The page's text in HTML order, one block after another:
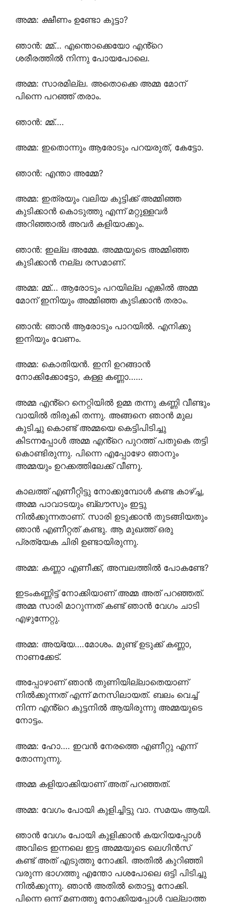
അമ്മ: ക്ഷീണം ഉണ്ടോ കുട്ടാ?
ഞാൻ: മ്മ്… എന്തൊക്കെയോ എൻ്റെ
ശരീരത്തിൽ നിന്നു പോയപോലെ.
അമ്മ: സാരമില്ല. അതൊക്കെ അമ്മ മോന്
പിന്നെ പറഞ്ഞ് തരാം.
ഞാൻ: മ്മ്….
അമ്മ: ഇതൊന്നും ആരോടും പറയരുത്, കേട്ടോ.
ഞാൻ: എന്താ അമ്മേ?
അമ്മ: ഇത്രയും വലിയ കുട്ടിക്ക് അമ്മിഞ്ഞ
കുടിക്കാൻ കൊടുത്തു എന്ന് മറ്റുള്ളവർ
അറിഞ്ഞാൽ അവർ കളിയാക്കും.
ഞാൻ: ഇല്ല അമ്മേ. അമ്മയുടെ അമ്മിഞ്ഞ
കുടിക്കാൻ നല്ല രസമാണ്.
അമ്മ: മ്മ്… ആരോടും പറയില്ല എങ്കിൽ അമ്മ
മോന് ഇനിയും അമ്മിഞ്ഞ കുടിക്കാൻ തരാം.
ഞാൻ: ഞാൻ ആരോടും പാറയിൽ. എനിക്കു
ഇനിയും വേണം.
അമ്മ: കൊതിയൻ. ഇനി ഉറങ്ങാൻ
നോക്കിക്കോട്ടോ, കള്ള കണ്ണാ……
അമ്മ എൻ്റെ നെറ്റിയിൽ ഉമ്മ തന്നു കണ്ണി വീണ്ടും
വായിൽ തിരുകി തന്നു. അങ്ങനെ ഞാൻ മുല
കുടിച്ചു കൊണ്ട് അമ്മയെ കെട്ടിപിടിച്ചു
കിടന്നപ്പോൾ അമ്മ എൻ്റെ പുറത്ത് പതുകെ തട്ടി
കൊണ്ടിരുന്നു. പിന്നെ എപ്പോഴോ ഞാനും
അമ്മയും ഉറക്കത്തിലേക്ക് വീണു.
കാലത്ത് എണീറ്റിട്ടു നോക്കുമ്പോൾ കണ്ട കാഴ്ച്ച,
അമ്മ പാവാടയും ബ്ലൗസും ഇട്ടു
നിൽക്കുന്നതാണ്. സാരി ഉടുക്കാൻ തുടങ്ങിയതും
ഞാൻ എണീറ്റത് കണ്ടു. ആ മുഖത്ത്‌ ഒരു
പ്രത്യേക ചിരി ഉണ്ടായിരുന്നു.
അമ്മ: കണ്ണാ എണീക്ക്, അമ്പലത്തിൽ പോകണ്ടേ?
ഇടംകണ്ണിട്ട് നോക്കിയാണ് അമ്മ അത് പറഞ്ഞത്.
അമ്മ സാരി മാറുന്നത് കണ്ട് ഞാൻ വേഗം ചാടി
എഴുന്നേറ്റു.
അമ്മ: അയ്യേ….മോശം. മുണ്ട് ഉടുക്ക് കണ്ണാ,
നാണക്കേട്.
അപ്പോഴാണ് ഞാൻ തുണിയില്ലാതെയാണ്
നിൽക്കുന്നത് എന്ന് മനസിലായത്. ബലം വെച്ച്
നിന്ന എൻ്റെ കുട്ടനിൽ ആയിരുന്നു അമ്മയുടെ
നോട്ടം.
അമ്മ: ഹോ…. ഇവൻ നേരത്തെ എണീറ്റു എന്ന്
തോന്നുന്നു.
അമ്മ കളിയാക്കിയാണ് അത് പറഞ്ഞത്.
അമ്മ: വേഗം പോയി കുളിച്ചിട്ടു വാ. സമയം ആയി.
ഞാൻ വേഗം പോയി കുളിക്കാൻ കയറിയപ്പോൾ
അവിടെ ഇന്നലെ ഇട്ട അമ്മയുടെ ലെഗിൻസ്
കണ്ട് അത് എടുത്തു നോക്കി. അതിൽ കുറിഞ്ഞി
വരുന്ന ഭാഗത്തു എന്തോ പശപോലെ ഒട്ടി പിടിച്ചു
നിൽക്കുന്നു. ഞാൻ അതിൽ തൊട്ടു നോക്കി.
പിന്നെ ഒന്ന് മണത്തു നോക്കിയപ്പോൾ വല്ലാത്ത